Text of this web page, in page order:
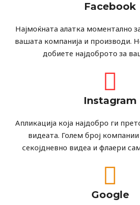
Facebook
Најмоќната алатка моментално
вашата компанија и производи.
добиете најдоброто за
Instagram
Апликација која најдобро ги
видеата. Голем број
секојдневно видеа и флаери
Google